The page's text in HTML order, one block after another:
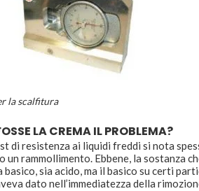
la scalfitura
LA CREMA IL PROBLEMA?
di resistenza ai liquidi freddi si nota
un rammollimento. Ebbene, la sostanza
basico, sia acido, ma il basico su certi
dato nell’immediatezza della